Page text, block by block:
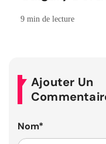
9 min de lecture
Ajouter Un
Nom*